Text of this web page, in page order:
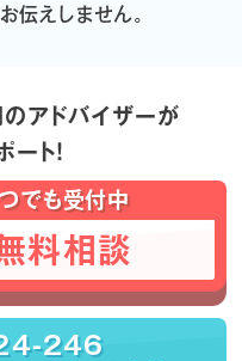
伝えしません。
アドバイザーが
ート！
でも受付中
料相談
246